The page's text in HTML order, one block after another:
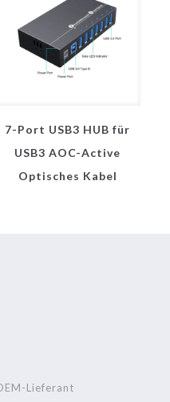
7-Port USB3 HUB für
USB3 AOC-Active
Optisches Kabel
Lieferant